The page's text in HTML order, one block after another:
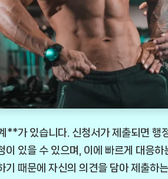
**가 있습니다. 신청서가 제출되면 행
이 있을 수 있으며, 이에 빠르게 대응하
기 때문에 자신의 의견을 담아 제출하